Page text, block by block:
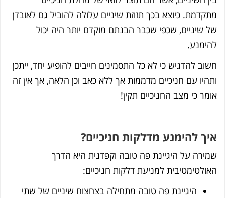
כיוצא בכך תזוזת שיניים עלולה להוביל גם לאובדן
שיניים, שכפי שכבר הבנתם מוקדם יותר היה יכול
להדגיש כי לא כל התסמינים חייבים להופיע יחד, ייתכן
עם חניכיים מדממות אך ללא כאב וכן הלאה, אך אין זה
כי מצב החניכיים תקין!
להימנע מדלקות חניכיים?
על היגיינת פה טובה וקפדנית היא הדרך
למניעת דלקות חניכיים:
היגיינת פה טובה מתחילה בצחצוח שיניים של שתי